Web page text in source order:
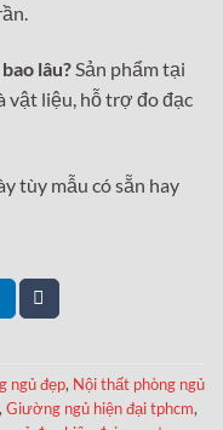
lâu?Sản phẩm tại
vật liệu, hỗ trợ đo đạc
tùy mẫu có sẵn hay
ngủ đẹp, Nội thất phòng ngủ
, Giường ngủ hiện đại tphcm,